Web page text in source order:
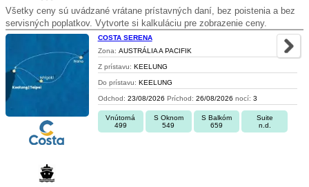
Všetky ceny sú uvádzané vrátane prístavných daní, bez poistenia a bez
servisných poplatkov. Vytvorte si kalkuláciu pre zobrazenie ceny.
COSTA SERENA
Zona: AUSTRÁLIA A PACIFIK
Z prístavu: KEELUNG
Do prístavu: KEELUNG
Odchod: 23/08/2026 Príchod: 26/08/2026 nocí: 3
Vnútorná
499
S Oknom
549
S Balkóm
659
Suite
n.d.